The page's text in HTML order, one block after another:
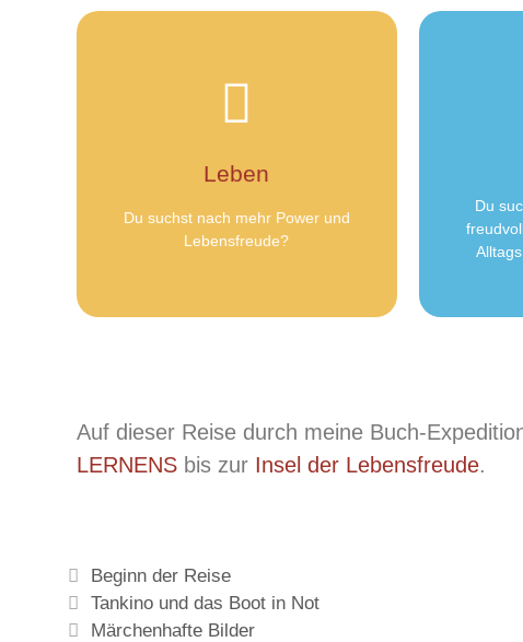
Leben
Du suchst nach mehr Power und
Lebensfreude?
Taggeheimnisse
Erkenntnisse und Weisheiten in
Form von Gedichten,
Du Die
Auf dieser Reise durch meine Buch-
LERNENS bis zur Insel der Lebensfreude.
Beginn der Reise
Tankino und das Boot in Not
Märchenhafte Bilder